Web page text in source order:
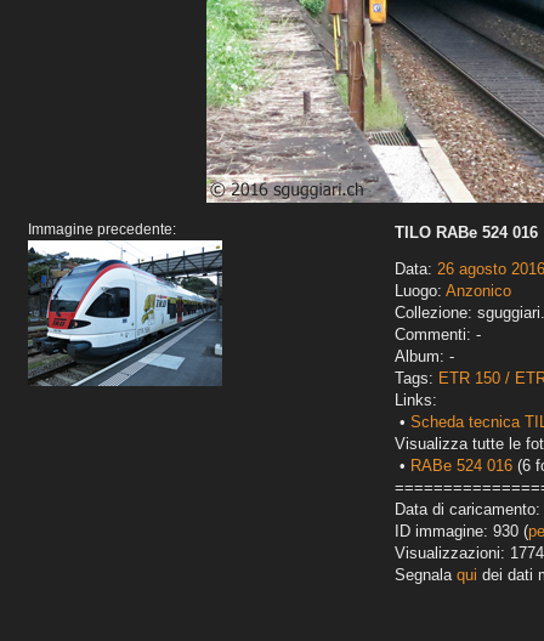
Immagine precedente:
TILO RABe 524 016
Data: 26 agosto 2016
Luogo: Anzonico
Collezione:
Commenti: -
Album: -
Tags: ETR 150 /
Links:
• Scheda tecnica
Visualizza tutte le
• RABe 524 016 (6
Data di caricamento:
ID immagine: 930 (
Visualizzazioni: 1774
Segnala qui dei dati